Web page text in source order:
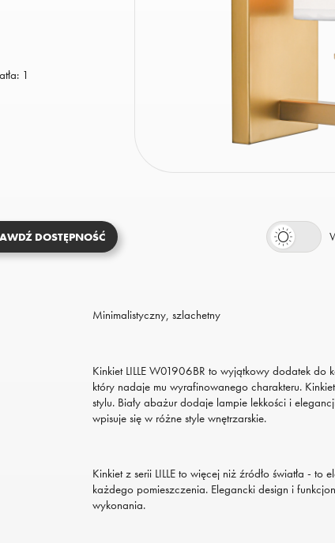
1
DOSTĘPNOŚĆ Włącz dzień
Minimalistyczny, szlachetny
Kinkiet LILLE W01906BR to wyjątkowy dodatek
który nadaje mu wyrafinowanego charakteru.
stylu. Biały abażur dodaje lampie lekkości i
wpisuje się w różne style wnętrzarskie.
Kinkiet z serii LILLE to więcej niż źródło światła -
każdego pomieszczenia. Elegancki design i
wykonania.